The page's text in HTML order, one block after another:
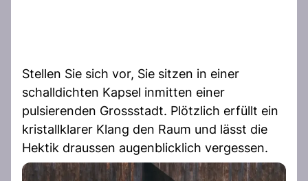
Stellen Sie sich vor, Sie sitzen in einer
schalldichten Kapsel inmitten einer
pulsierenden Grossstadt. Plötzlich erfüllt ein
kristallklarer Klang den Raum und lässt die
Hektik draussen augenblicklich vergessen.